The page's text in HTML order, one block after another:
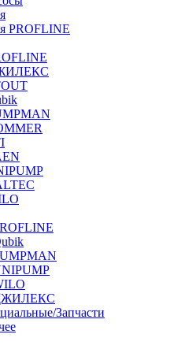
PROFLINE
ДЖИЛЕКС
Запчасти